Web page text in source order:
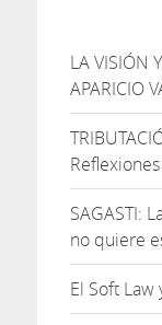
LA VISIÓN
APARICIO
SAGASTI:
no quiere
El Soft